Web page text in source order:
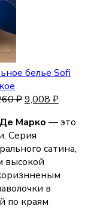
белье Sofi
₽9,008 ₽
Марко — это
Серия
сатина,
высокой
в
по краям